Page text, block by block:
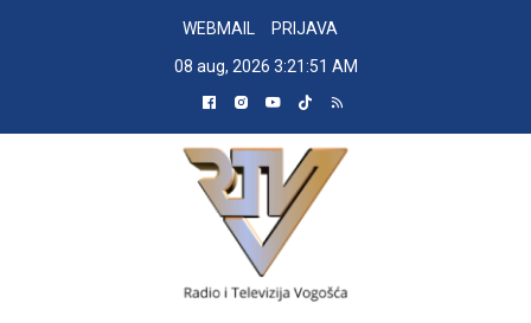
WEBMAIL
PRIJAVA
08 aug, 2026 3:21:52 AM